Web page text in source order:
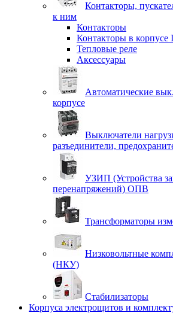
Контакторы,
к ним
Контакторы
Контакторы в корпусе
Тепловые реле
Аксессуары
Автоматические
корпусе
Выключатели
разъединители,
УЗИП (Устройства
перенапряжений) ОПВ
Трансформаторы
Низковольтные
(НКУ)
Стабилизаторы
Корпуса электрощитов и